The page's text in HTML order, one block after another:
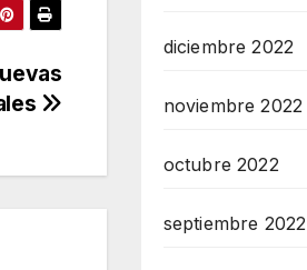
diciembre 2022
noviembre 2022
octubre 2022
septiembre 2022